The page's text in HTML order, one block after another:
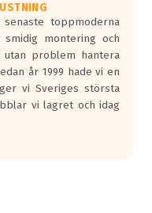
toppmoderna
montering och
problem hantera
år 1999 hade vi en
vi Sveriges största
vi lagret och idag